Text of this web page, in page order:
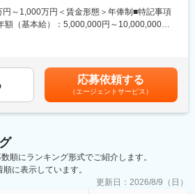
も自由なので、例えばお子様がおられる方の
やご都合に合わせて業務時間を調整できま
ほか、九州、中部、東北、海外在住の方もいま
で必要な時は大阪・東京等へ出張（宿泊も伴
す。
ス：
限に能力を発揮できるよう働きやすい環境作
す。男女問わず在宅勤務が可能です。また、
た品質戦略の立案から資料作成・評価まで一
品開発の品質面を支える中核ポジションで
品質管理に関する資料の整備・評価・助言・
資料の評価・助言
録等
製薬会社または外資系製薬会社がほとんどで
円～1,000万円＜賃金形態＞年俸制■特記事項
額（基本給）：5,000,000円～10,000,000円
考を通じて上下する可能性があります。月給
めた表記です。
応募依頼する
（エージェントサービス）
順にランキング形式でご紹介します。
に表示しています。
更新日： 2026/8/9（日）